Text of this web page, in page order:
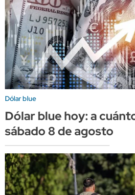
Dólar blue
Dólar blue hoy: a
sábado 8 de agosto